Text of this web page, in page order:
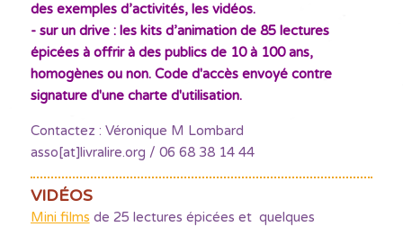
des exemples d’activités, les vidéos.
- sur un drive : les kits d’animation de 85 lectures
épicées à offrir à des publics de 10 à 100 ans,
homogènes ou non. Code d'accès envoyé contre
signature d'une charte d'utilisation.
Contactez : Véronique M Lombard
asso[at]livralire.org / 06 68 38 14 44
VIDÉOS
Mini films de 25 lectures épicées et quelques